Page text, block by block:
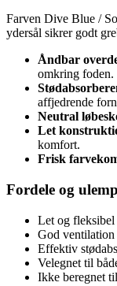
Farven Dive Blue /
ydersål sikrer godt
Åndbar
omkring foden.
affjedrende
Neutral
Let
komfort.
Frisk
Fordele og
Let og
God ventilation
Effektiv
Velegnet til
Ikke beregnet